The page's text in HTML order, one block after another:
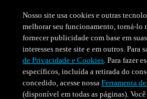
Nosso site usa cookies e outras
melhorar seu funcionamento, torná-lo
fornecer publicidade com base em
interesses neste site e em outros. Para
de Privacidade e Cookies. Para fazer
específicos, incluída a retirada do
concedido, acesse nossaFerramenta
(disponível em todas as páginas).